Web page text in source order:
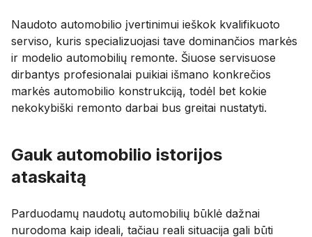
Naudoto automobilio įvertinimui ieškok kvalifikuoto
serviso, kuris specializuojasi tave dominančios markės
ir modelio automobilių remonte. Šiuose servisuose
dirbantys profesionalai puikiai išmano konkrečios
markės automobilio konstrukciją, todėl bet kokie
nekokybiški remonto darbai bus greitai nustatyti.
Gauk automobilio istorijos
ataskaitą
Parduodamų naudotų automobilių būklė dažnai
nurodoma kaip ideali, tačiau reali situacija gali būti